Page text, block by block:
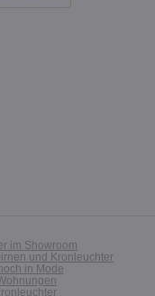
im Showroom
und Kronleuchter
in Mode